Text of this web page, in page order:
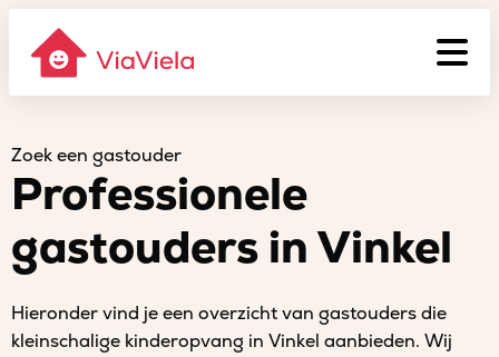
Zoek een gastouder
Professionele
gastouders in Vinkel
Hieronder vind je een overzicht van gastouders die
kleinschalige kinderopvang in Vinkel aanbieden. Wij